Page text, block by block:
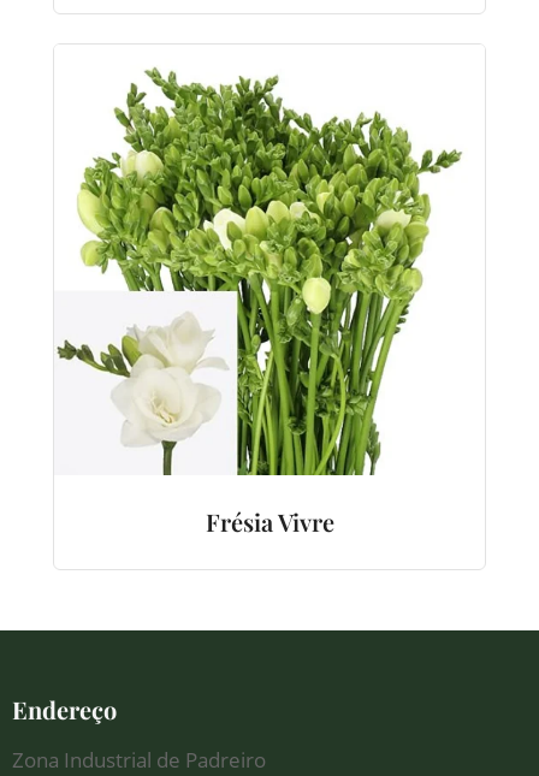
Frésia Vivre
Endereço
Zona Industrial de Padreiro